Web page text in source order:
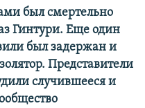
был смертельно
Гинтури. Еще один
был задержан и
Представители
случившееся и